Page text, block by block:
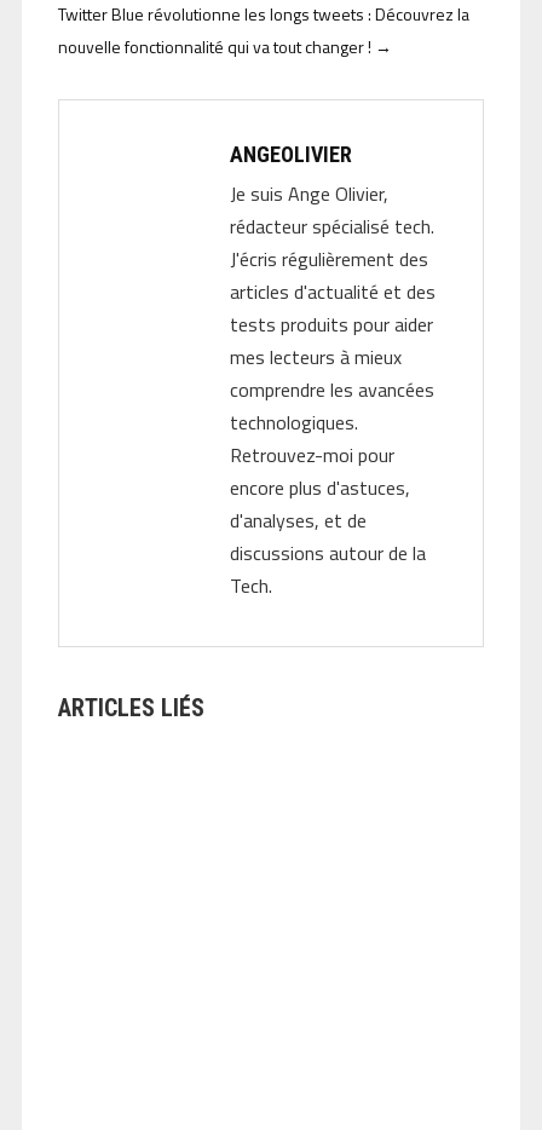
Twitter Blue révolutionne les longs tweets : Découvrez la
nouvelle fonctionnalité qui va tout changer ! →
ANGEOLIVIER
Je suis Ange Olivier,
rédacteur spécialisé tech.
J'écris régulièrement des
articles d'actualité et des
tests produits pour aider
mes lecteurs à mieux
comprendre les avancées
technologiques.
Retrouvez-moi pour
encore plus d'astuces,
d'analyses, et de
discussions autour de la
Tech.
ARTICLES LIÉS